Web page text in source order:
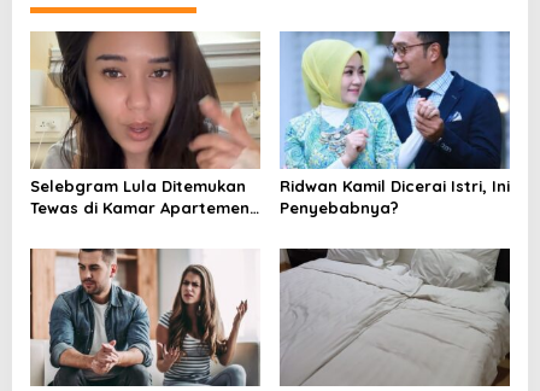
Selebgram Lula Ditemukan
Tewas di Kamar Apartemen
Ridwan Kamil Dicerai Istri, Ini
Penyebabnya?